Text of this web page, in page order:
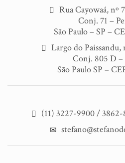
Rua Cayowaá, nº
Conj. 71 –
São Paulo – SP –
Largo do
Conj. 805 D
São Paulo SP –
(11) 3227-9900 /